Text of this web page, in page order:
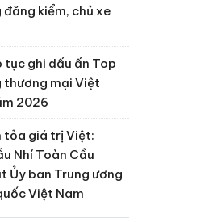
kiểm, chủ xe
ghi dấu ấn Top
thương mại Việt
2026
tỏa giá trị Việt:
Nhí Toàn Cầu
Ủy ban Trung ương
Việt Nam